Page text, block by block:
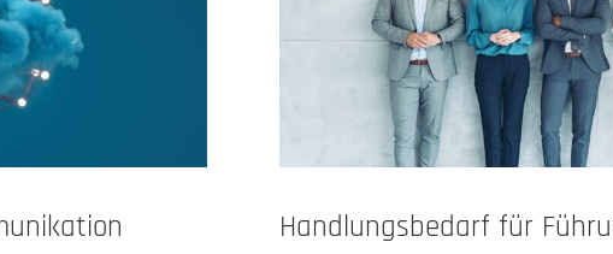
Handlungsbedarf für